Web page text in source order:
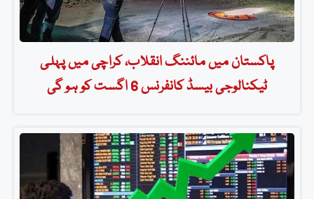
پاکستان میں مائننگ انقلاب، کراچی میں پہلی
ٹیکنالوجی بیسڈ کانفرنس 6 اگست کو ہو گی